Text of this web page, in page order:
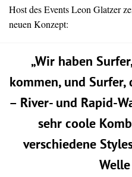
Host des Events Leon Glatzer
neuen Konzept:
„Wir haben
kommen, und
– River- und Rapid-
sehr coole
verschiedene